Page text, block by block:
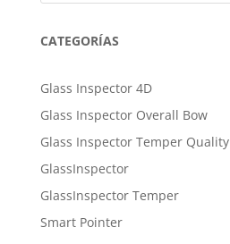
CATEGORÍAS
Glass Inspector 4D
Glass Inspector Overall Bow
Glass Inspector Temper Quality
GlassInspector
GlassInspector Temper
Smart Pointer